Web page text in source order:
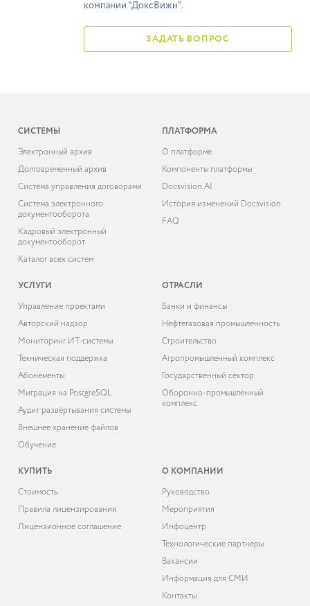
компании "ДоксВижн".
ЗАДАТЬ ВОПРОС
СИСТЕМЫ
Электронный архив
Долговременный архив
Система управления договорами
Система электронного
документооборота
Кадровый электронный
документооборот
Каталог всех систем
ПЛАТФОРМА
О платформе
Компоненты платформы
Docsvision AI
История изменений Docsvision
FAQ
УСЛУГИ
Управление проектами
Авторский надзор
Мониторинг ИТ-системы
Техническая поддержка
Абонементы
Миграция на PostgreSQL
Аудит развёртывания системы
Внешнее хранение файлов
Обучение
ОТРАСЛИ
Банки и финансы
Нефтегазовая промышленность
Строительство
Агропромышленный комплекс
Государственный сектор
Оборонно-промышленный
комплекс
КУПИТЬ
Cтоимость
Правила лицензирования
Лицензионное соглашение
О КОМПАНИИ
Руководство
Мероприятия
Инфоцентр
Технологические партнёры
Вакансии
Информация для СМИ
Контакты